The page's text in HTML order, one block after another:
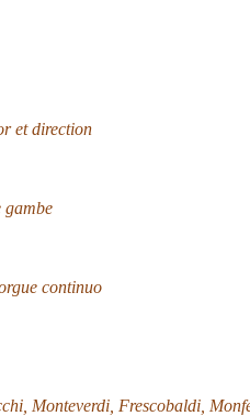
et direction
gambe
continuo
Monteverdi, Frescobaldi,